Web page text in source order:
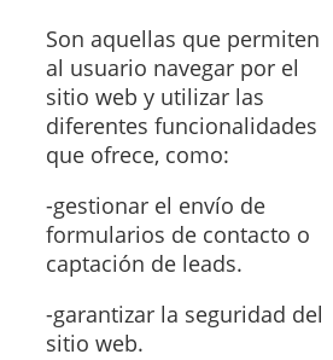
Son aquellas que permiten
al usuario navegar por el
sitio web y utilizar las
diferentes funcionalidades
que ofrece, como:
-gestionar el envío de
formularios de contacto o
captación de leads.
-garantizar la seguridad del
sitio web.